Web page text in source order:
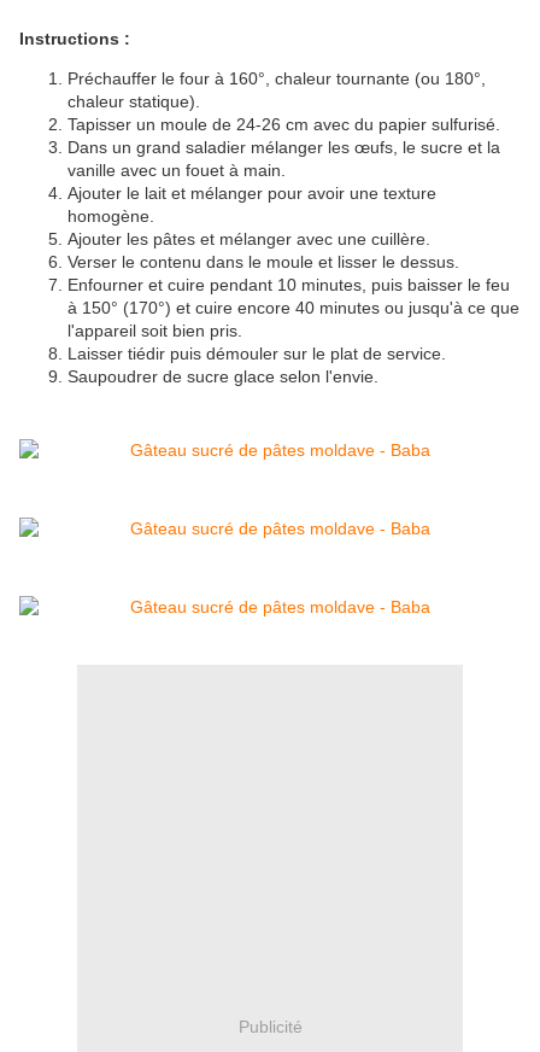
Instructions :
Préchauffer le four à 160°, chaleur tournante (ou 180°,
chaleur statique).
Tapisser un moule de 24-26 cm avec du papier sulfurisé.
Dans un grand saladier mélanger les œufs, le sucre et la
vanille avec un fouet à main.
Ajouter le lait et mélanger pour avoir une texture
homogène.
Ajouter les pâtes et mélanger avec une cuillère.
Verser le contenu dans le moule et lisser le dessus.
Enfourner et cuire pendant 10 minutes, puis baisser le feu
à 150° (170°) et cuire encore 40 minutes ou jusqu'à ce que
l'appareil soit bien pris.
Laisser tiédir puis démouler sur le plat de service.
Saupoudrer de sucre glace selon l'envie.
Publicité